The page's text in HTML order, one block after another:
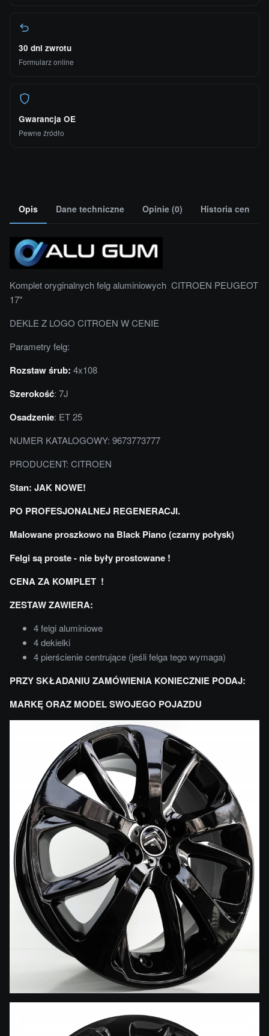
30 dni zwrotu
Formularz online
Gwarancja OE
Pewne źródło
Opis Dane techniczne Opinie (0) Historia cen
Komplet oryginalnych felg aluminiowych CITROEN PEUGEOT
17"
DEKLE Z LOGO CITROEN W CENIE
Parametry felg:
Rozstaw śrub: 4x108
Szerokość: 7J
Osadzenie: ET 25
NUMER KATALOGOWY: 9673773777
PRODUCENT: CITROEN
Stan: JAK NOWE!
PO PROFESJONALNEJ REGENERACJI.
Malowane proszkowo na Black Piano (czarny połysk)
Felgi są proste - nie były prostowane !
CENA ZA KOMPLET !
ZESTAW ZAWIERA:
4 felgi aluminiowe
4 dekielki
4 pierścienie centrujące (jeśli felga tego wymaga)
PRZY SKŁADANIU ZAMÓWIENIA KONIECZNIE PODAJ:
MARKĘ ORAZ MODEL SWOJEGO POJAZDU